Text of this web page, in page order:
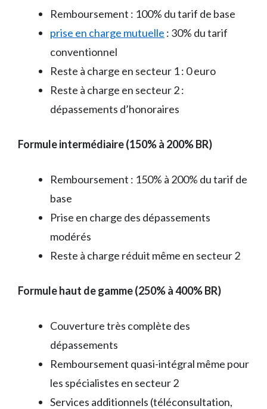
Remboursement : 100% du tarif de base
prise en charge mutuelle : 30% du tarif
conventionnel
Reste à charge en secteur 1 : 0 euro
Reste à charge en secteur 2 :
dépassements d’honoraires
Formule intermédiaire (150% à 200% BR)
Remboursement : 150% à 200% du tarif de
base
Prise en charge des dépassements
modérés
Reste à charge réduit même en secteur 2
Formule haut de gamme (250% à 400% BR)
Couverture très complète des
dépassements
Remboursement quasi-intégral même pour
les spécialistes en secteur 2
Services additionnels (téléconsultation,